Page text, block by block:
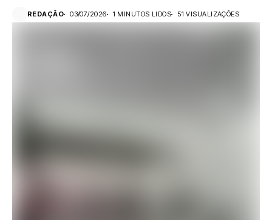
REDAÇÃO 03/07/2026 1 MINUTOS LIDOS 51 VISUALIZAÇÕES